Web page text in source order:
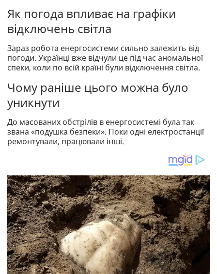
Як погода впливає на графіки
відключень світла
Зараз робота енергосистеми сильно залежить від
погоди. Українці вже відчули це під час аномальної
спеки, коли по всій країні були відключення світла.
Чому раніше цього можна було
уникнути
До масованих обстрілів в енергосистемі була так
звана «подушка безпеки». Поки одні електростанції
ремонтували, працювали інші.